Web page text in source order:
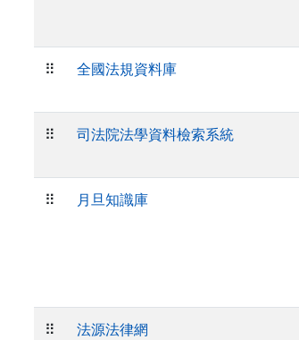
⠿ 全國法規資料庫
⠿ 司法院法學資料檢索系統
⠿ 月旦知識庫
⠿ 法源法律網